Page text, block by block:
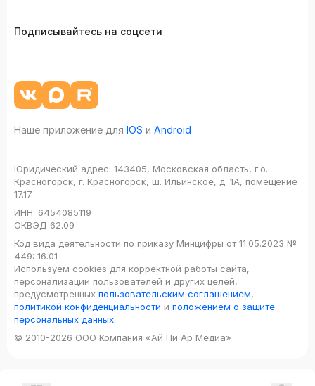
Подписывайтесь на соцсети
Наше приложение для IOS и Android
Юридический адрес: 143405, Московская область, г.о.
Красногорск, г. Красногорск, ш. Ильинское, д. 1А, помещение
17.17
ИНН: 6454085119
ОКВЭД 62.09
Код вида деятельности по приказу Минцифры от 11.05.2023 №
449: 16.01
Используем cookies для корректной работы сайта,
персонализации пользователей и других целей,
предусмотренных пользовательским соглашением,
политикой конфиденциальности и положением о защите
персональных данных.
© 2010-2026 ООО Компания «Ай Пи Ар Медиа»